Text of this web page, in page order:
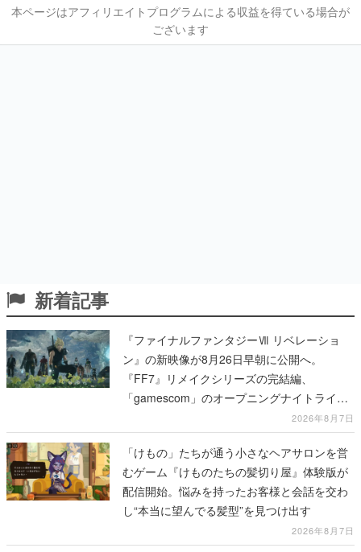
本ページはアフィリエイトプログラムによる収益を得ている場合が
ございます
新着記事
『ファイナルファンタジーⅦ リベレーショ
ン』の新映像が8月26日早朝に公開へ。
『FF7』リメイクシリーズの完結編、
「gamescom」のオープニングナイトライブ
にてディレクターの浜口直樹氏が登壇する予
定
2026年8月7日
「けもの」たちが通う小さなヘアサロンを営
むゲーム『けものたちの髪切り屋』体験版が
配信開始。悩みを持ったお客様と会話を交わ
し“本当に望んでる髪型”を見つけ出す
2026年8月7日